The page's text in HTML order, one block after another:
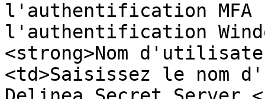
l'authentification MFA
l'authentification
<strong>Nom
<td>Saisissez le nom